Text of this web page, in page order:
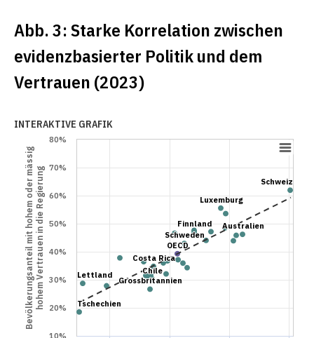
Abb. 3: Starke Korrelation zwischen
evidenzbasierter Politik und dem
Vertrauen (2023)
INTERAKTIVE GRAFIK
Bevölkerungsanteil mit hohem oder mässighohem Vertrauen in die Regierung Australien
Australien
Schweiz
Schweiz
Chile
Chile
Costa Rica
Costa Rica
Tschechien
Tschechien
Finnland
Finnland
Grossbritannien
Grossbritannien
Luxemburg
Luxemburg
Lettland
Lettland
Schweden
Schweden
OECD
OECD
10%
20%
30%
40%
50%
60%
70%
80%